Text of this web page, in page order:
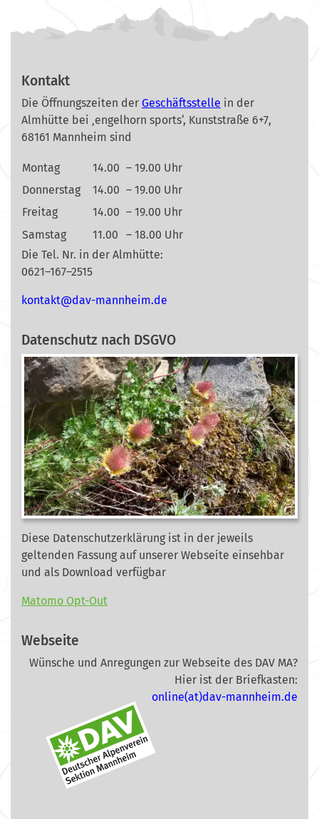
Kontakt
Die Öffnungszeiten der Geschäftsstelle in der
Almhütte bei ‚engelhorn sports‘, Kunststraße 6+7,
68161 Mannheim sind
Montag 14.00 – 19.00 Uhr
Donnerstag
14.00 – 19.00 Uhr
Freitag
14.00 – 19.00 Uhr
Samstag
11.00
– 18.00 Uhr
Die Tel. Nr. in der Almhütte:
0621–167–2515
ed.mi
ehnna
m-vad
@tkat
nok
Datenschutz nach DSGVO
Diese Datenschutzerklärung ist in der jeweils
geltenden Fassung auf unserer Webseite einsehbar
und als Download verfügbar
Matomo Opt-Out
Webseite
Wünsche und Anregungen zur Webseite des DAV MA?
Hier ist der Briefkasten:
online(at)dav-mannheim.de